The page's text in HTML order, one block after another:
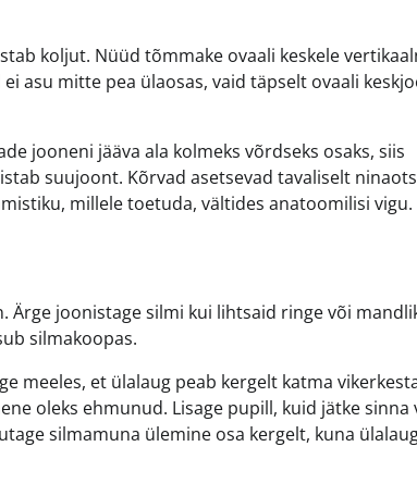
koljut. Nüüd tõmmake ovaali keskele
asu mitte pea ülaosas, vaid täpselt ovaali
jooneni jääva ala kolmeks võrdseks osaks, siis
suujoont. Kõrvad asetsevad tavaliselt
millele toetuda, vältides anatoomilisi vigu.
joonistage silmi kui lihtsaid ringe või
silmakoopas.
meeles, et ülalaug peab kergelt katma
oleks ehmunud. Lisage pupill, kuid jätke sinna
silmamuna ülemine osa kergelt, kuna